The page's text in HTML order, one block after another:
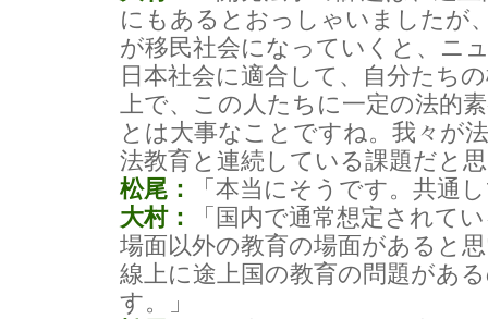
にもあるとおっしゃいましたが
が移民社会になっていくと、ニ
日本社会に適合して、自分たち
上で、この人たちに一定の法的
とは大事なことですね。我々が
法教育と連続している課題だと
松尾：
「本当にそうです。共通
大村：
「国内で通常想定されて
場面以外の教育の場面があると
線上に途上国の教育の問題があ
す。」